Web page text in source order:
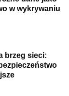
w wykrywaniu
brzeg sieci: